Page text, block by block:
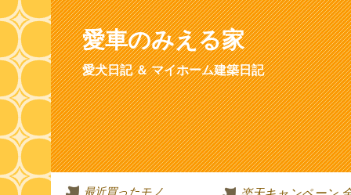
愛車のみえる家
愛犬日記 ＆ マイホーム建築日記
最近買ったモノ